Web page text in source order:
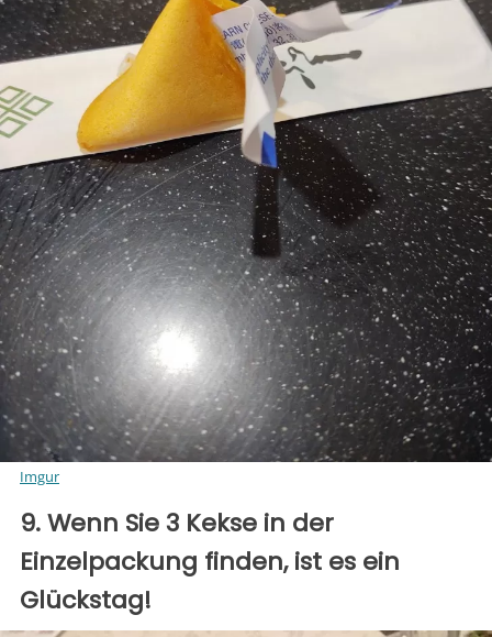
Imgur
9. Wenn Sie 3 Kekse in der
Einzelpackung finden, ist es ein
Glückstag!